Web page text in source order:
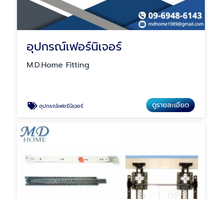
อุปกรณ์เฟอร์นิเจอร์
M.D.Home Fitting
อุปกรณ์เฟอร์นิเจอร์ ดูรายละเอียด